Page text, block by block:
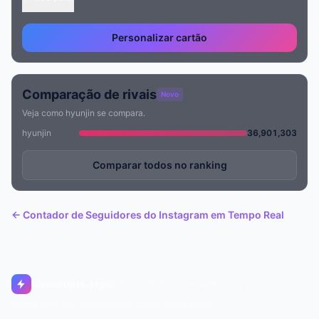
Personalizar cartão
Comparação de rivais Novo
Veja como hyunjin se compara.
hyunjin
36,901,303
Comparar todos no ranking
← Contador de Seguidores do Instagram em Tempo Real